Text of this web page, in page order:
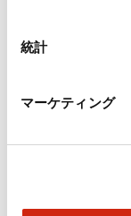
統計
マーケティング